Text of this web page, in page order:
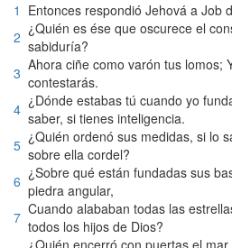
1 Entonces respondió Jehová a Job
2 ¿Quién es ése que oscurece el
sabiduría?
3 Ahora ciñe como varón tus lomos;
contestarás.
4 ¿Dónde estabas tú cuando yo
saber, si tienes inteligencia.
5 ¿Quién ordenó sus medidas, si lo
sobre ella cordel?
6 ¿Sobre qué están fundadas sus
piedra angular,
7 Cuando alababan todas las
todos los hijos de Dios?
¿Quién encerró con puertas el